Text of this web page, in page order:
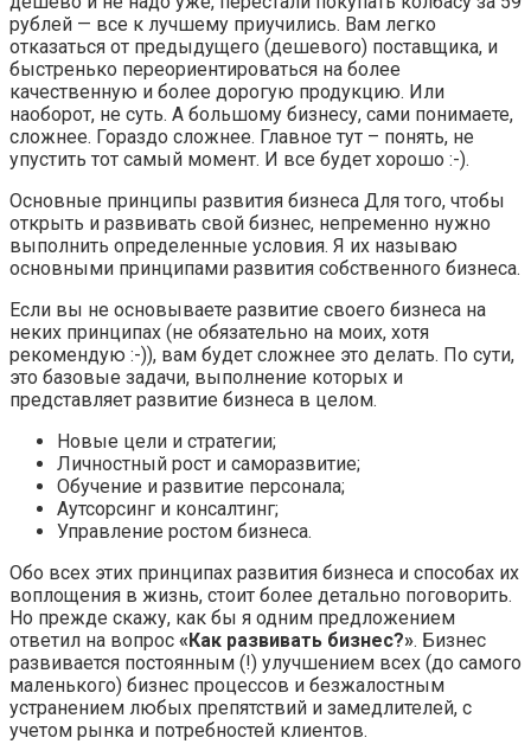
рублей — все к лучшему приучились. Вам легко
отказаться от предыдущего (дешевого) поставщика, и
быстренько переориентироваться на более
качественную и более дорогую продукцию. Или
наоборот, не суть. А большому бизнесу, сами понимаете,
сложнее. Гораздо сложнее. Главное тут – понять, не
упустить тот самый момент. И все будет хорошо :-).
Основные принципы развития бизнеса Для того, чтобы
открыть и развивать свой бизнес, непременно нужно
выполнить определенные условия. Я их называю
основными принципами развития собственного бизнеса.
Если вы не основываете развитие своего бизнеса на
неких принципах (не обязательно на моих, хотя
рекомендую :-)), вам будет сложнее это делать. По сути,
это базовые задачи, выполнение которых и
представляет развитие бизнеса в целом.
Новые цели и стратегии;
Личностный рост и саморазвитие;
Обучение и развитие персонала;
Аутсорсинг и консалтинг;
Управление ростом бизнеса.
Обо всех этих принципах развития бизнеса и способах их
воплощения в жизнь, стоит более детально поговорить.
Но прежде скажу, как бы я одним предложением
ответил на вопрос «Как развивать бизнес?». Бизнес
развивается постоянным (!) улучшением всех (до самого
маленького) бизнес процессов и безжалостным
устранением любых препятствий и замедлителей, с
учетом рынка и потребностей клиентов.